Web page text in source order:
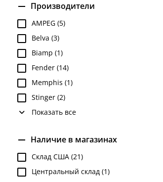
Производители
AMPEG (5)
Belva (3)
Biamp (1)
Fender (14)
Memphis (1)
Stinger (2)
Показать все
Наличие в магазинах
Склад США (21)
Центральный склад (1)